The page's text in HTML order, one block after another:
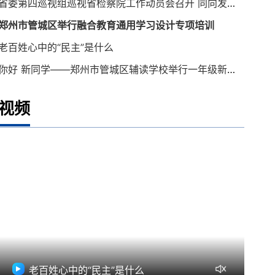
省委第四巡视组巡视省检察院工作动员会召开 同向发力 确保巡视取得实效
州市管城区举行融合教育通用学习设计专项培训
百姓心中的“民主”是什么
你好 新同学——郑州市管城区辅读学校举行一年级新生入学仪式
频
老百姓心中的“民主”是什么